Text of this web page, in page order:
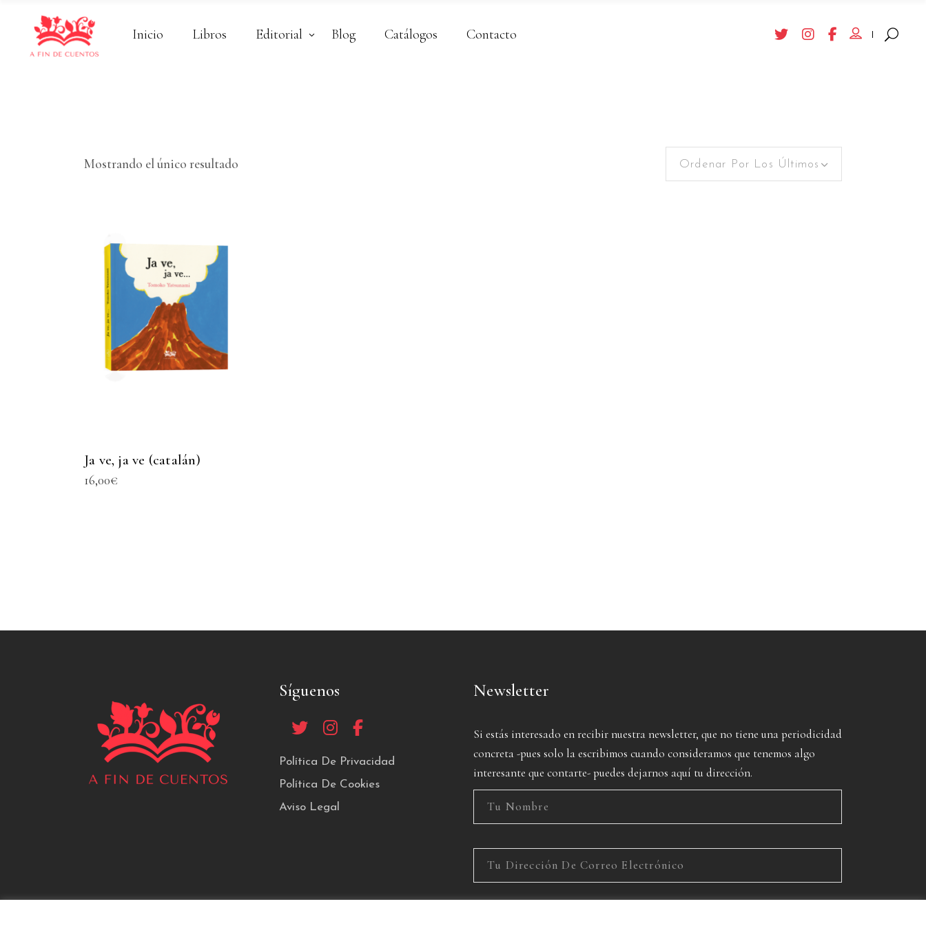
Inicio Libros Editorial Blog Catálogos Contacto
Mostrando el único resultado Ordenar Por Los Últimos
Ja ve, ja ve (catalán)
16,00€
Síguenos
Política De Privacidad
Política De Cookies
Aviso Legal
Newsletter
Si estás interesado en recibir nuestra newsletter, que no tiene una periodicidad
concreta -pues solo la escribimos cuando consideramos que tenemos algo
interesante que contarte- puedes dejarnos aquí tu dirección.